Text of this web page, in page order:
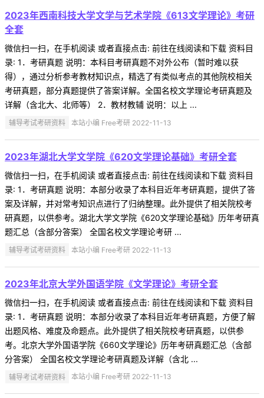
2023年西南科技大学文学与艺术学院《613文学理论》考研
全套
微信扫一扫，在手机阅读 或者直接点击: 前往在线阅读和下载 资料目
录: 1．考研真题 说明：本科目考研真题不对外公布（暂时难以获
得），通过分析参考教材知识点，精选了有类似考点的其他院校相关
考研真题，部分真题提供了答案详解。全国名校文学理论考研真题及
详解（含北大、北师等） 2．教材教辅 说明：以上 ...
辅导考试考研资料 本站小编 Free考研 2022-11-13
2023年湖北大学文学院《620文学理论基础》考研全套
微信扫一扫，在手机阅读 或者直接点击: 前往在线阅读和下载 资料目
录: 1．考研真题 说明：本部分收录了本科目近年考研真题，提供了答
案及详解，并对常考知识点进行了归纳整理。此外提供了相关院校考
研真题，以供参考。湖北大学文学院《620文学理论基础》历年考研真
题汇总（含部分答案） 全国名校文学理论考研 ...
辅导考试考研资料 本站小编 Free考研 2022-11-13
2023年北京大学外国语学院《文学理论》考研全套
微信扫一扫，在手机阅读 或者直接点击: 前往在线阅读和下载 资料目
录: 1．考研真题 说明：本部分收录了本科目近年考研真题，方便了解
出题风格、难度及命题点。此外提供了相关院校考研真题，以供参
考。北京大学外国语学院《660文学理论》历年考研真题汇总（含部
分答案） 全国名校文学理论考研真题及详解（含北 ...
辅导考试考研资料 本站小编 Free考研 2022-11-13